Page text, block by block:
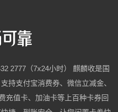
2777（7x24小时） 麒麟收是国
持支付宝消费券、微信立减金、
充值卡、加油卡等上百种卡券回